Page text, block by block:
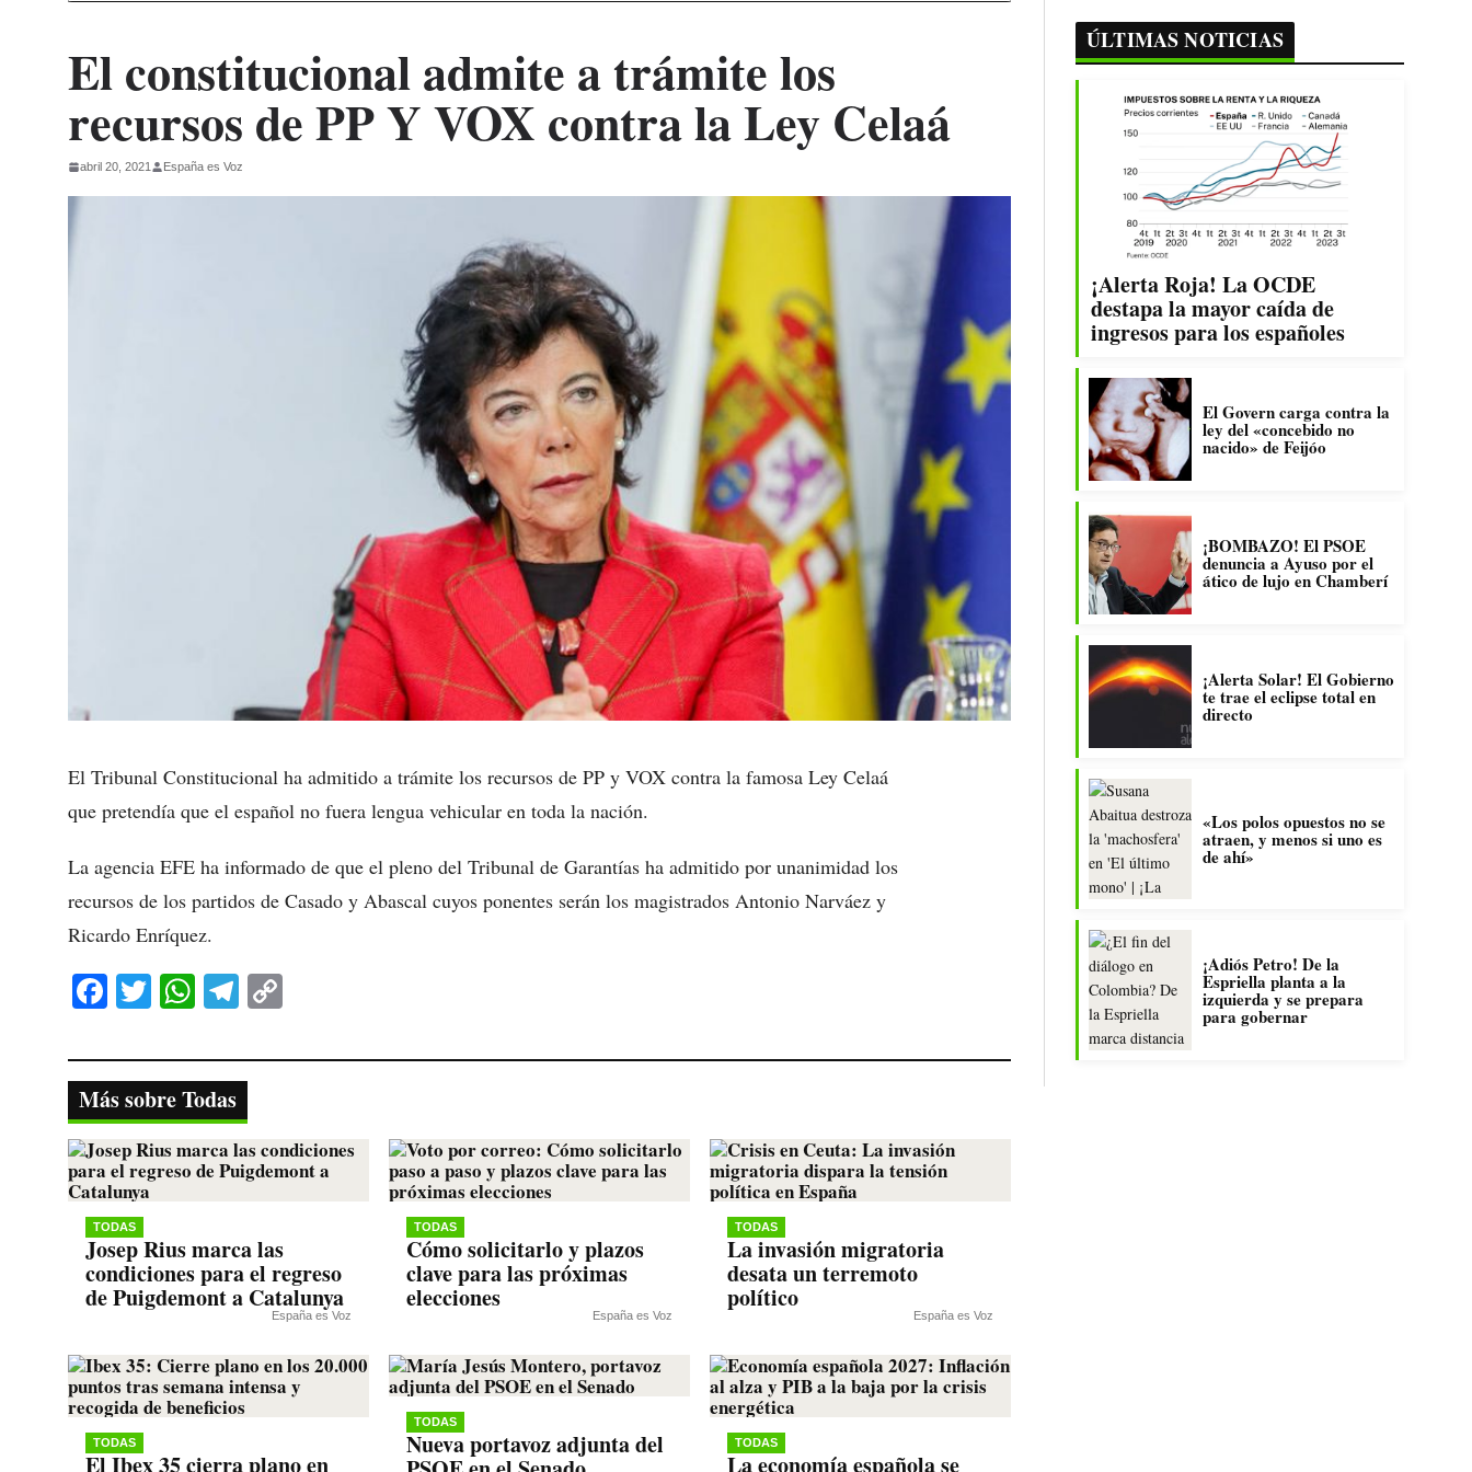
El constitucional admite a trámite los
recursos de PP Y VOX contra la Ley Celaá
abril 20, 2021 España es Voz
El Tribunal Constitucional ha admitido a trámite los recursos de PP y VOX contra la famosa Ley Celaá
que pretendía que el español no fuera lengua vehicular en toda la nación.
La agencia EFE ha informado de que el pleno del Tribunal de Garantías ha admitido por unanimidad los
recursos de los partidos de Casado y Abascal cuyos ponentes serán los magistrados Antonio Narváez y
Ricardo Enríquez.
Fa
bo
ok
T
tte
r
W
ts
A
pp
Te
gr
a
m
y
nk
Más sobre Todas
TODAS
Josep Rius marca las
condiciones para el regreso
de Puigdemont a Catalunya
España es Voz
TODAS
Cómo solicitarlo y plazos
clave para las próximas
elecciones
España es Voz
TODAS
La invasión migratoria
desata un terremoto
político
España es Voz
TODAS
El Ibex 35 cierra plano en
TODAS
Nueva portavoz adjunta del TODAS
La economía española se
ÚLTIMAS NOTICIAS
¡Alerta Roja! La OCDE
destapa la mayor caída de
ingresos para los españoles
El Govern carga contra la
ley del «concebido no
nacido» de Feijóo
¡BOMBAZO! El PSOE
denuncia a Ayuso por el
ático de lujo en Chamberí
¡Alerta Solar! El Gobierno
te trae el eclipse total en
directo
«Los polos opuestos no se
atraen, y menos si uno es
de ahí»
¡Adiós Petro! De la
Espriella planta a la
izquierda y se prepara
para gobernar